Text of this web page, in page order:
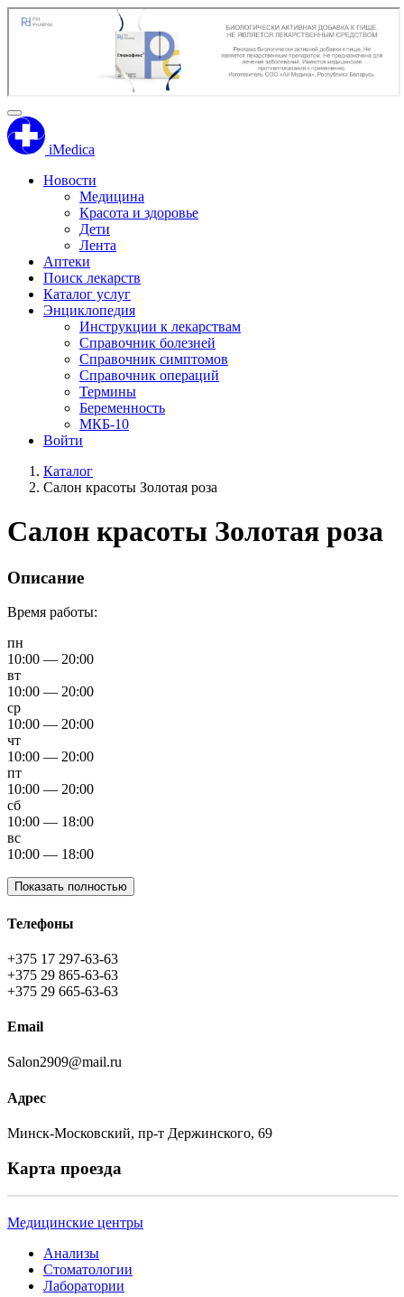
iMedica
Новости
Медицина
Красота и здоровье
Дети
Лента
Аптеки
Поиск лекарств
Каталог услуг
Энциклопедия
Инструкции к лекарствам
Справочник болезней
Справочник симптомов
Справочник операций
Термины
Беременность
МКБ-10
Войти
Каталог
Салон красоты Золотая роза
Салон красоты Золотая роза
Описание
Время работы:
пн
10:00 — 20:00
вт
10:00 — 20:00
ср
10:00 — 20:00
чт
10:00 — 20:00
пт
10:00 — 20:00
сб
10:00 — 18:00
вс
10:00 — 18:00
Показать полностью
Телефоны
+375 17 297-63-63
+375 29 865-63-63
+375 29 665-63-63
Email
Salon2909@mail.ru
Адрес
Минск-Московский, пр-т Держинского, 69
Карта проезда
Медицинские центры
Анализы
Стоматологии
Лаборатории